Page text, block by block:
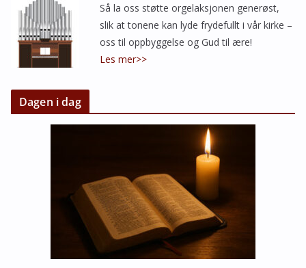
Så la oss støtte orgelaksjonen generøst,
slik at tonene kan lyde frydefullt i vår kirke –
oss til oppbyggelse og Gud til ære!
Les mer>>
Dagen i dag